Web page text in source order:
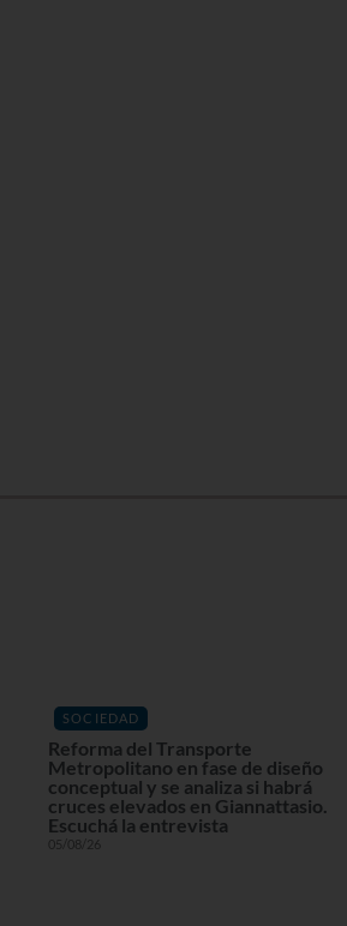
SOCIEDAD
Reforma del Transporte
Metropolitano en fase de diseño
conceptual y se analiza si habrá
cruces elevados en Giannattasio.
Escuchá la entrevista
05/08/26